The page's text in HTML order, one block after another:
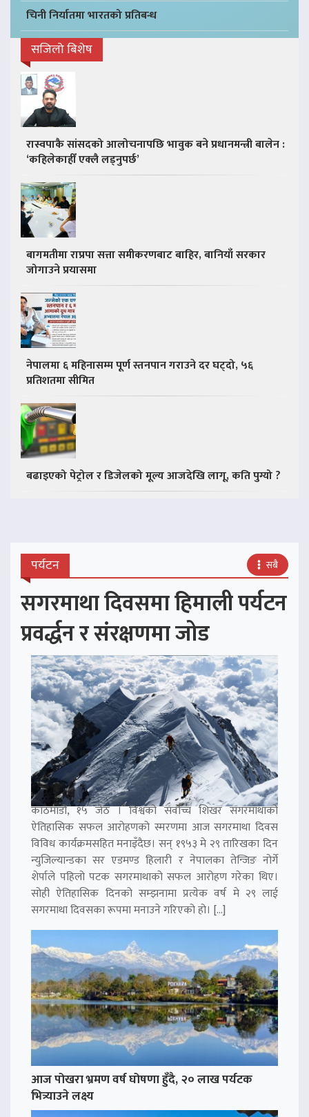
चिनी निर्यातमा भारतको प्रतिबन्ध
सजिलो बिशेष
रास्वपाकै सांसदको आलोचनापछि भावुक बने प्रधानमन्त्री बालेन :
‘कहिलेकाहीँ एक्लै लड्नुपर्छ’
बागमतीमा राप्रपा सत्ता समीकरणबाट बाहिर, बानियाँ सरकार
जोगाउने प्रयासमा
नेपालमा ६ महिनासम्म पूर्ण स्तनपान गराउने दर घट्दो, ५६
प्रतिशतमा सीमित
बढाइएको पेट्रोल र डिजेलको मूल्य आजदेखि लागू, कति पुग्यो ?
पर्यटन सबै
सगरमाथा दिवसमा हिमाली पर्यटन
प्रवर्द्धन र संरक्षणमा जोड
काठमाडौं, १५ जेठ । विश्वको सर्वोच्च शिखर सगरमाथाको
ऐतिहासिक सफल आरोहणको स्मरणमा आज सगरमाथा दिवस
विविध कार्यक्रमसहित मनाइँदैछ। सन् १९५३ मे २९ तारिखका दिन
न्युजिल्यान्डका सर एडमण्ड हिलारी र नेपालका तेन्जिङ नोर्गे
शेर्पाले पहिलो पटक सगरमाथाको सफल आरोहण गरेका थिए।
सोही ऐतिहासिक दिनको सम्झनामा प्रत्येक वर्ष मे २९ लाई
सगरमाथा दिवसका रूपमा मनाउने गरिएको हो। […]
आज पोखरा भ्रमण वर्ष घोषणा हुँदै, २० लाख पर्यटक
भित्र्याउने लक्ष्य